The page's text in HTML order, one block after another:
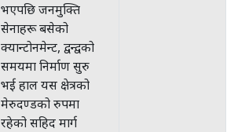
भएपछि जनमुक्ति
सेनाहरू बसेको
क्यान्टोनमेन्ट, द्वन्द्वको
समयमा निर्माण सुरु
भई हाल यस क्षेत्रको
मेरुदण्डको रुपमा
रहेको सहिद मार्ग